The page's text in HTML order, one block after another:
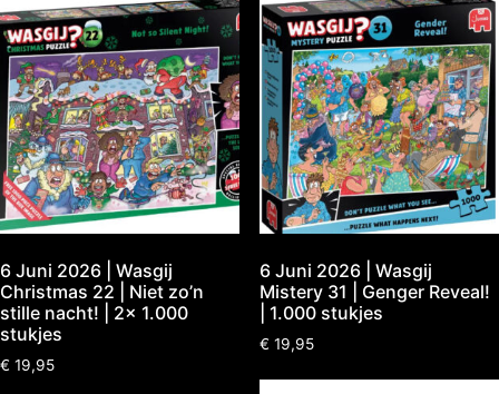
6 Juni 2026 | Wasgij
Christmas 22 | Niet zo’n
stille nacht! | 2x 1.000
stukjes
€ 19,95
6 Juni 2026 | Wasgij
Mistery 31 | Genger Reveal!
| 1.000 stukjes
€ 19,95